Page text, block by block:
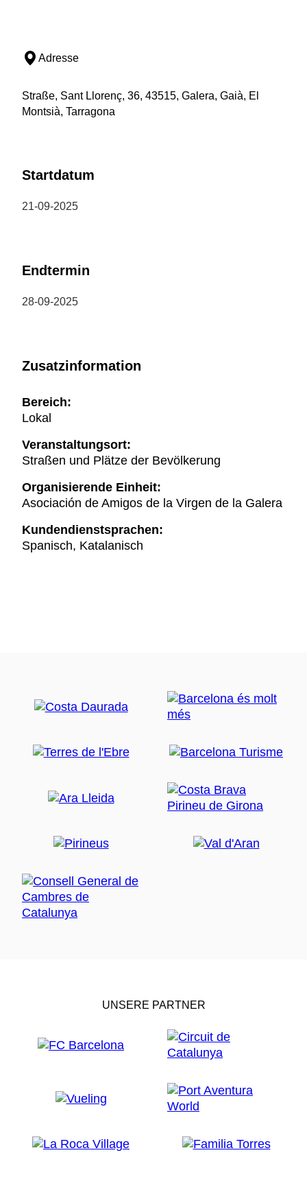
Adresse
Straße, Sant Llorenç, 36, 43515, Galera, Gaià, El
Montsià, Tarragona
Startdatum
21-09-2025
Endtermin
28-09-2025
Zusatzinformation
Bereich:
Lokal
Veranstaltungsort:
Straßen und Plätze der Bevölkerung
Organisierende Einheit:
Asociación de Amigos de la Virgen de la Galera
Kundendienstsprachen:
Spanisch, Katalanisch
UNSERE PARTNER